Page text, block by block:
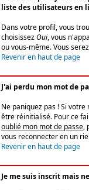
liste des utilisateurs en
Dans votre profil, vous
choisissezOui, vous
ou vous-même. Vous
Revenir en haut de page
J'ai perdu mon mot de
Ne paniquez pas ! Si
être réinitialisé. Pour ce
oublié mon mot de passe,
vous reconnecter en un
Revenir en haut de page
Je me suis inscrit mais